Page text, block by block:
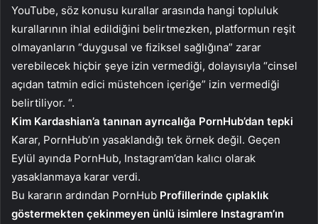
YouTube, söz konusu kurallar arasında hangi topluluk
kurallarının ihlal edildiğini belirtmezken, platformun reşit
olmayanların “duygusal ve fiziksel sağlığına” zarar
verebilecek hiçbir şeye izin vermediği, dolayısıyla “cinsel
açıdan tatmin edici müstehcen içeriğe” izin vermediği
belirtiliyor. “.
Kim Kardashian’a tanınan ayrıcalığa PornHub’dan tepki
Karar, PornHub’ın yasaklandığı tek örnek değil. Geçen
Eylül ayında PornHub, Instagram’dan kalıcı olarak
yasaklanmaya karar verdi.
Bu kararın ardından PornHub Profillerinde çıplaklık
göstermekten çekinmeyen ünlü isimlere Instagram’ın